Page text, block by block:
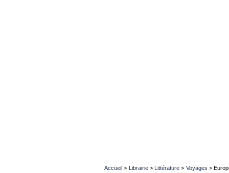
Accueil > Librairie > Littérature > Voyages >